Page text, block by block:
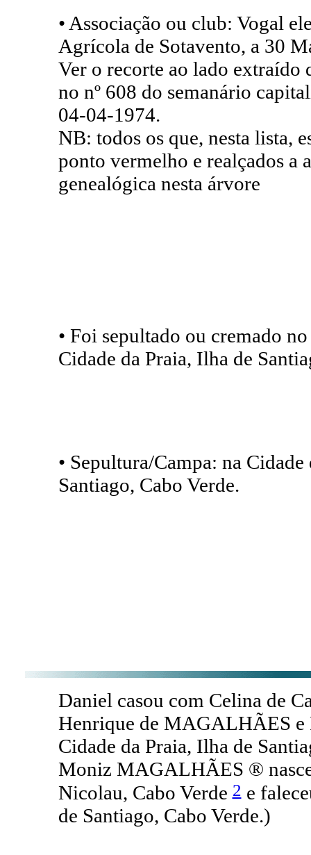
• Associação ou club: Vogal
Agrícola de Sotavento, a 30
Ver o recorte ao lado extraído
no nº 608 do semanário
04-04-1974.
NB: todos os que, nesta lista,
ponto vermelho e realçados a
genealógica nesta árvore
• Foi sepultado ou cremado
Cidade da Praia, Ilha de
• Sepultura/Campa: na
Santiago, Cabo Verde.
Daniel casou com Celina de
Henrique de MAGALHÃES e
Cidade da Praia, Ilha de
Moniz MAGALHÃES ®
Nicolau, Cabo Verde2e
de Santiago, Cabo Verde.)